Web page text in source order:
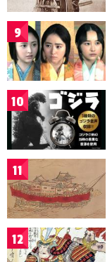
9
10
11
12